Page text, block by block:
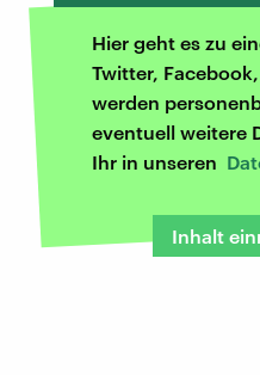
Hier geht es zu
Twitter,
werden
eventuell weitere
Ihr in unseren
Inhalt